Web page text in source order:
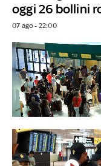
oggi 26 bollini
07 ago - 22:00